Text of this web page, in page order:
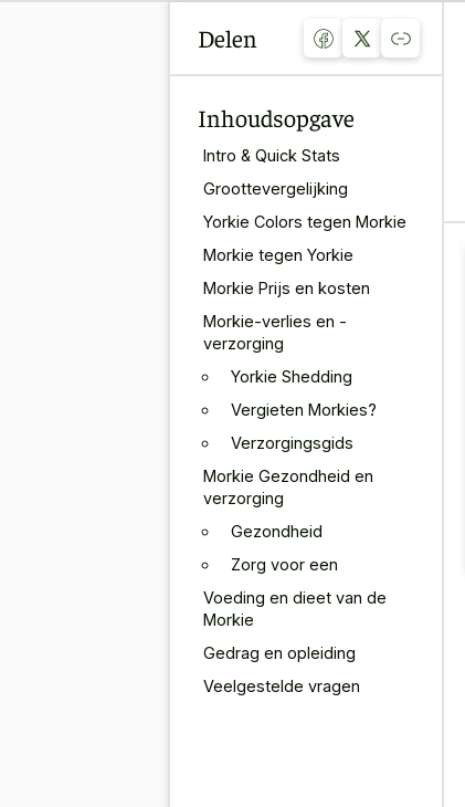
Delen
Inhoudsopgave
Intro & Quick Stats
Groottevergelijking
Yorkie Colors tegen Morkie
Morkie tegen Yorkie
Morkie Prijs en kosten
Morkie-verlies en -
verzorging
Yorkie Shedding
Vergieten Morkies?
Verzorgingsgids
Morkie Gezondheid en
verzorging
Gezondheid
Zorg voor een
Voeding en dieet van de
Morkie
Gedrag en opleiding
Veelgestelde vragen